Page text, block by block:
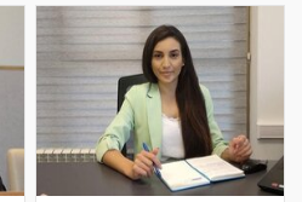
KONKRET.azxəbər verir ki, bu
barədə Türkiyə millisinin baş